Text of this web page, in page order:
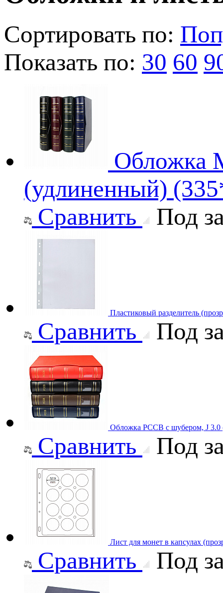
Сортировать по:
Показать по: 30 60
Обложка
(удлиненный)
Сравнить
Под
Пластиковый разделитель
Сравнить Под
Обложка РССВ с шубером, J
Сравнить Под
Лист для монет в капсулах
Сравнить Под